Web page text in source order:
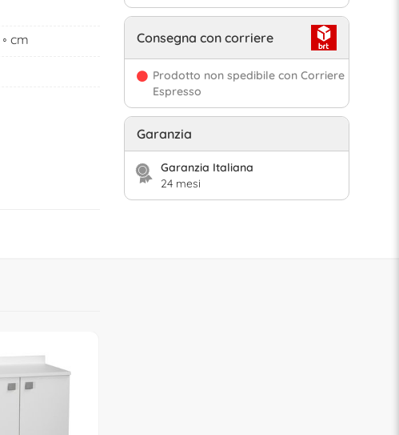
cm
Consegna con corriere
Prodotto non spedibile con Corriere
Espresso
Garanzia
Garanzia Italiana
24 mesi